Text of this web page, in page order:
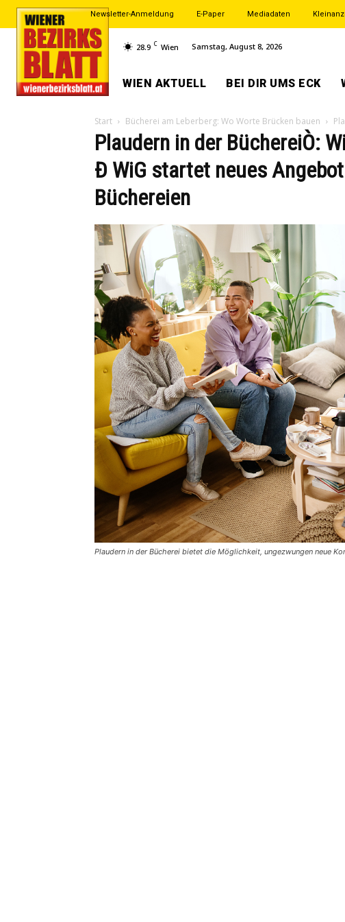
Newsletter-Anmeldung E-Paper Mediadaten
28.9 C Wien Samstag, August 8, 2026
WIEN AKTUELL BEI DIR UMS ECK
Start Bücherei am Leberberg: Wo Worte Brücken bauen
Plaudern in der BüchereiÒ:
Ð WiG startet neues
Büchereien
Plaudern in der Bücherei bietet die Möglichkeit, ungezwungen neue